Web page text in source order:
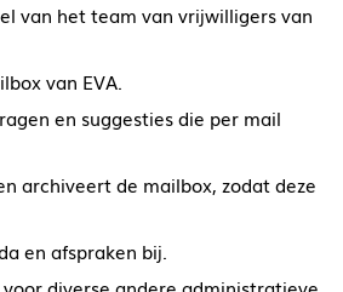
van het team van vrijwilligers van
van EVA.
en suggesties die per mail
archiveert de mailbox, zodat deze
en afspraken bij.